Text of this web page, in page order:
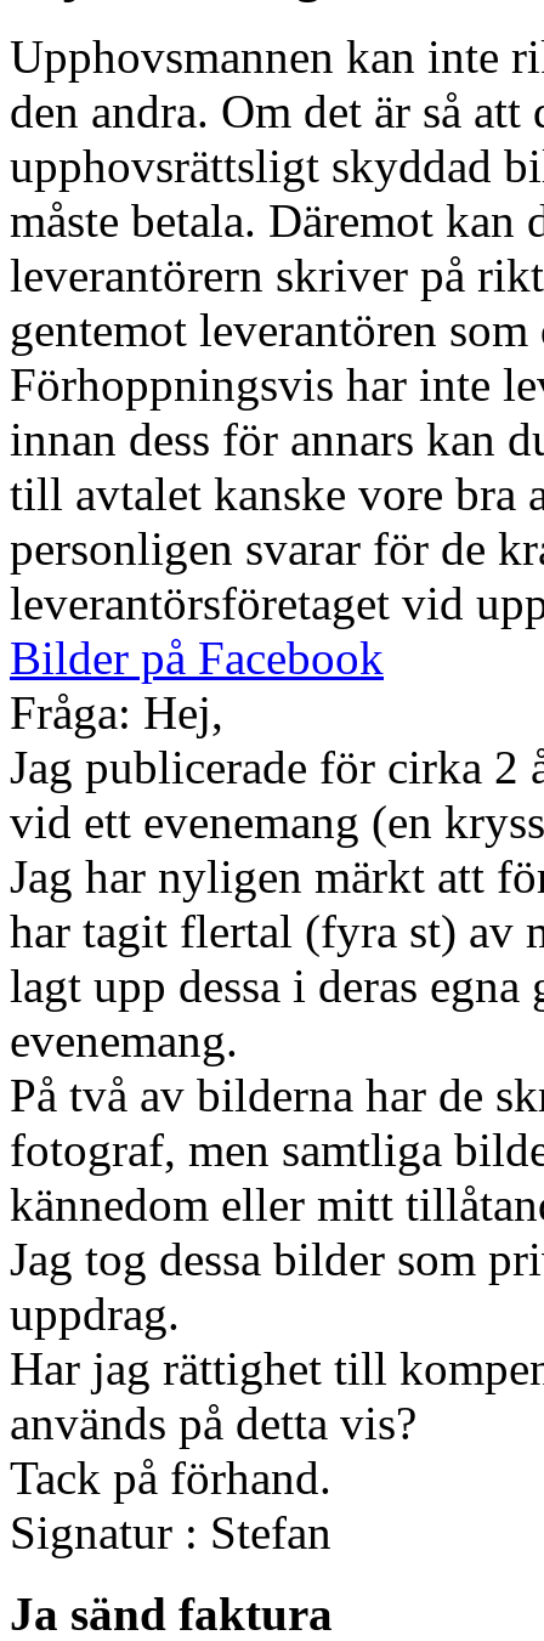
Upphovsmannen kan inte
den andra. Om det är så
upphovsrättsligt skyddad
måste betala. Däremot kan
leverantörern skriver på
gentemot leverantören
Förhoppningsvis har inte
innan dess för annars kan
till avtalet kanske vore bra
personligen svarar för de
leverantörsföretaget vid
Bilder på Facebook
Fråga: Hej,
Jag publicerade för cirka 2
vid ett evenemang (en
Jag har nyligen märkt att
har tagit flertal (fyra st) av
lagt upp dessa i deras
evenemang.
På två av bilderna har de
fotograf, men samtliga
kännedom eller mitt
Jag tog dessa bilder som
uppdrag.
Har jag rättighet till
används på detta vis?
Tack på förhand.
Signatur : Stefan
Ja sänd faktura